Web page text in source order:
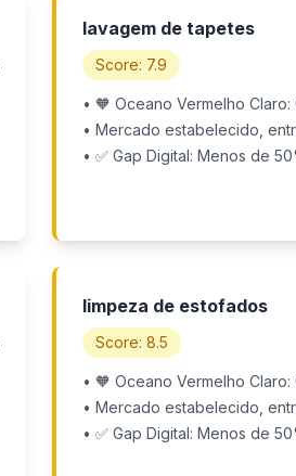
lavagem de tapetes
Score: 7.9
• 🧡 Oceano Vermelho
• Mercado estabelecido,
• ✅ Gap Digital: Menos de
limpeza de estofados
Score: 8.5
• 🧡 Oceano Vermelho
• Mercado estabelecido,
• ✅ Gap Digital: Menos de